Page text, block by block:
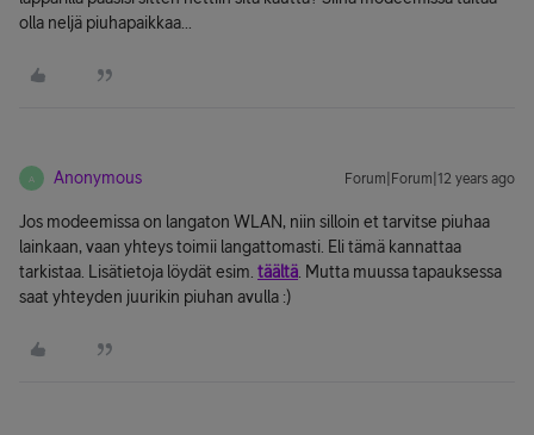
olla neljä piuhapaikkaa...
A Anonymous Forum|Forum|12 years ago
Jos modeemissa on langaton WLAN, niin silloin et tarvitse piuhaa
lainkaan, vaan yhteys toimii langattomasti. Eli tämä kannattaa
tarkistaa. Lisätietoja löydät esim. täältä . Mutta muussa tapauksessa
saat yhteyden juurikin piuhan avulla :)